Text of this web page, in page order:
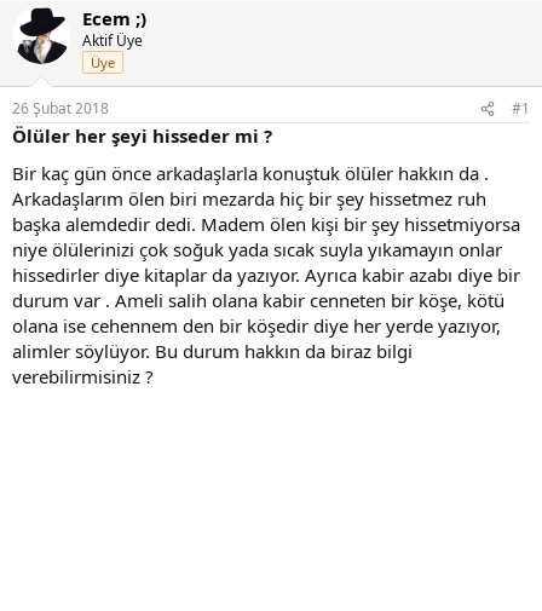
n
b
u
y
u
b
a
l
a
t
a
n
ş
l
a
n
ı
ç
t
a
r
i
h
i
Ecem ;)
Aktif Üye
Üye
26 Şubat 2018 #1
Ölüler her şeyi hisseder mi ?
Bir kaç gün önce arkadaşlarla konuştuk ölüler hakkın da .
Arkadaşlarım ölen biri mezarda hiç bir şey hissetmez ruh
başka alemdedir dedi. Madem ölen kişi bir şey hissetmiyorsa
niye ölülerinizi çok soğuk yada sıcak suyla yıkamayın onlar
hissedirler diye kitaplar da yazıyor. Ayrıca kabir azabı diye bir
durum var . Ameli salih olana kabir cenneten bir köşe, kötü
olana ise cehennem den bir köşedir diye her yerde yazıyor,
alimler söylüyor. Bu durum hakkın da biraz bilgi
verebilirmisiniz ?